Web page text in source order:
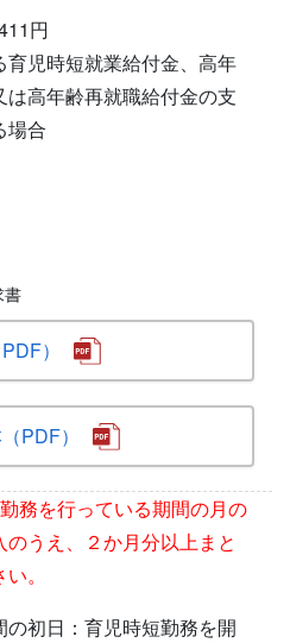
円
育児時短就業給付金、高年
高年齢再就職給付金の支
場合
書
）
PDF）
務を行っている期間の月の
うえ、２か月分以上まと
。
の初日：育児時短勤務を開